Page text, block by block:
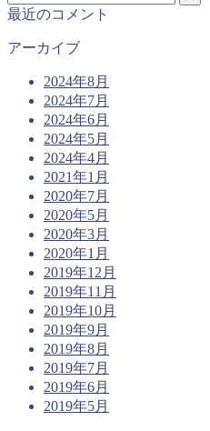
最近のコメント
アーカイブ
2024年8月
2024年7月
2024年6月
2024年5月
2024年4月
2021年1月
2020年7月
2020年5月
2020年3月
2020年1月
2019年12月
2019年11月
2019年10月
2019年9月
2019年8月
2019年7月
2019年6月
2019年5月